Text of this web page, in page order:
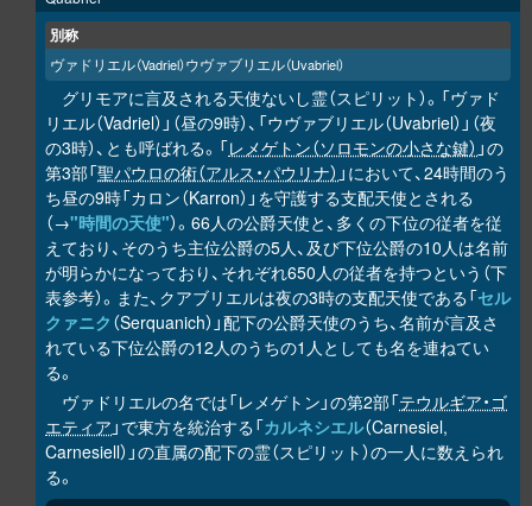
別称
ヴァドリエル（Vadriel）ウヴァブリエル（Uvabriel）
グリモアに言及される天使ないし霊（スピリット）。「ヴァド
リエル（Vadriel）」（昼の9時）、「ウヴァブリエル（Uvabriel）」（夜
の3時）、とも呼ばれる。「レメゲトン（ソロモンの小さな鍵） 」の
第3部「聖パウロの術（アルス・パウリナ） 」において、24時間のう
ち昼の9時「カロン（Karron）」を守護する支配天使とされる
（→"時間の天使"）。66人の公爵天使と、多くの下位の従者を従
えており、そのうち主位公爵の5人、及び下位公爵の10人は名前
が明らかになっており、それぞれ650人の従者を持つという（下
表参考）。また、クアブリエルは夜の3時の支配天使である「セル
クァニク （Serquanich）」配下の公爵天使のうち、名前が言及さ
れている下位公爵の12人のうちの1人としても名を連ねてい
る。
ヴァドリエルの名では「レメゲトン」の第2部「テウルギア・ゴ
エティア 」で東方を統治する「カルネシエル（Carnesiel,
Carnesiell）」の直属の配下の霊（スピリット）の一人に数えられ
る。